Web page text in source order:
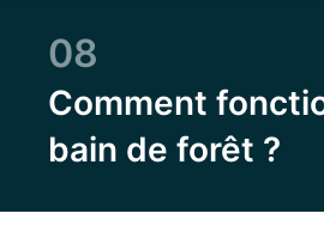
08
Comment
bain de forêt ?